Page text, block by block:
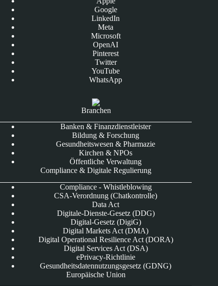
Google
LinkedIn
Meta
Microsoft
OpenAI
Pinterest
Twitter
YouTube
WhatsApp
Branchen
Banken & Finanzdienstleister
Bildung & Forschung
Gesundheitswesen & Pharmazie
Kirchen & NPOs
Öffentliche Verwaltung
Compliance & Digitale Regulierung
Compliance - Whistleblowing
CSA-Verordnung (Chatkontrolle)
Data Act
Digitale-Dienste-Gesetz (DDG)
Digital-Gesetz (DigiG)
Digital Markets Act (DMA)
Digital Operational Resilience Act (DORA)
Digital Services Act (DSA)
ePrivacy-Richtlinie
Gesundheitsdatennutzungsgesetz (GDNG)
Europäische Union